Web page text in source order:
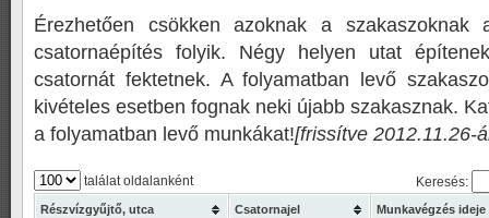
Érezhetően csökken azoknak a
csatornaépítés folyik. Négy helyen utat
csatornát fektetnek. A folyamatban levő
kivételes esetben fognak neki újabb szakasznak.
a folyamatban levő munkákat![frissítve 2012.11.26-
találat oldalanként Keresés:
Részvízgyűjtő, utca Csatornajel Munkavégzés ideje